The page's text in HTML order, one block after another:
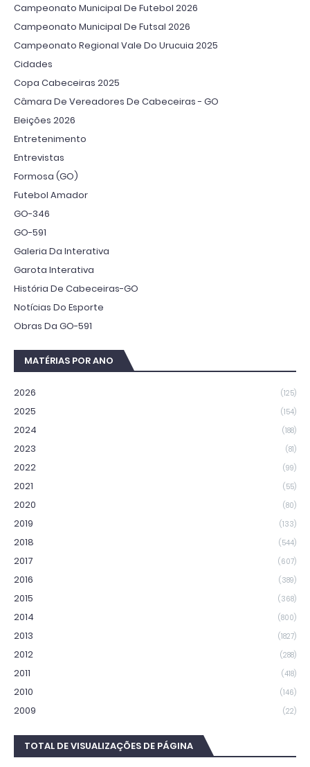
Campeonato Municipal De Futebol 2026
Campeonato Municipal De Futsal 2026
Campeonato Regional Vale Do Urucuia 2025
Cidades
Copa Cabeceiras 2025
Câmara De Vereadores De Cabeceiras - GO
Eleições 2026
Entretenimento
Entrevistas
Formosa (GO)
Futebol Amador
GO-346
GO-591
Galeria Da Interativa
Garota Interativa
História De Cabeceiras-GO
Notícias Do Esporte
Obras Da GO-591
MATÉRIAS POR ANO
2026 (125)
2025 (154)
2024 (188)
2023 (81)
2022 (99)
2021 (55)
2020 (80)
2019 (133)
2018 (544)
2017 (607)
2016 (389)
2015 (368)
2014 (800)
2013 (1827)
2012 (288)
2011 (418)
2010 (146)
2009 (22)
TOTAL DE VISUALIZAÇÕES DE PÁGINA